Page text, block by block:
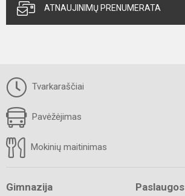
ATNAUJINIMŲ PRENUMERATA
Tvarkaraščiai
Pavėžėjimas
Mokinių maitinimas
Gimnazija Paslaugos